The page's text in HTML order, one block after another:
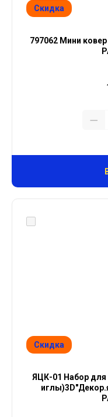
Скидка
797062 Мини
Скидка
ЯЦК-01 Набор для